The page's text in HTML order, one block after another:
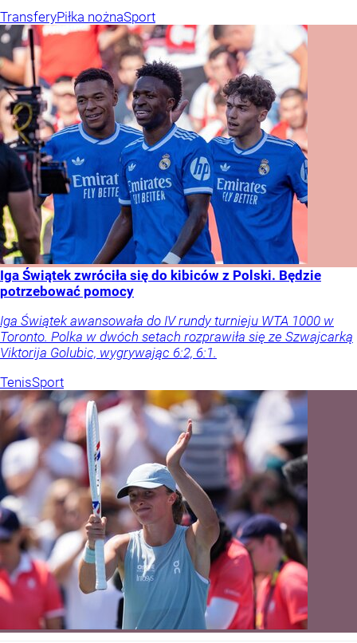
TransferyPiłka nożnaSport
Iga Świątek zwróciła się do kibiców z Polski. Będzie
potrzebować pomocy
Iga Świątek awansowała do IV rundy turnieju WTA 1000 w
Toronto. Polka w dwóch setach rozprawiła się ze Szwajcarką
Viktorija Golubic, wygrywając 6:2, 6:1.
TenisSport